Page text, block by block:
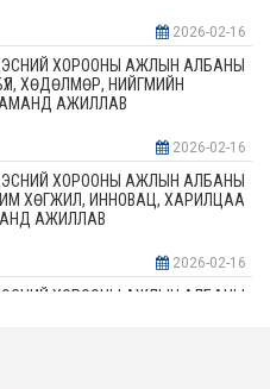
2026-02-16
ХОРООНЫ АЖЛЫН АЛБАНЫ
ХӨДӨЛМӨР, НИЙГМИЙН
АЖИЛЛАВ
2026-02-16
ХОРООНЫ АЖЛЫН АЛБАНЫ
ХӨГЖИЛ, ИННОВАЦ, ХАРИЛЦАА
АЖИЛЛАВ
2026-02-16
ХОРООНЫ АЖЛЫН АЛБАНЫ